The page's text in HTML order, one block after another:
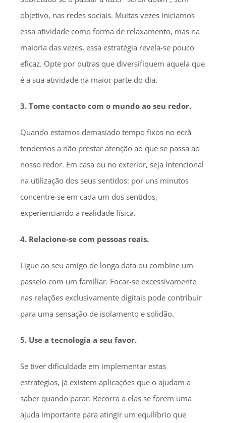
objetivo, nas redes sociais. Muitas vezes iniciamos
essa atividade como forma de relaxamento, mas na
maioria das vezes, essa estratégia revela-se pouco
eficaz. Opte por outras que diversifiquem aquela que
é a sua atividade na maior parte do dia.
3. Tome contacto com o mundo ao seu redor.
Quando estamos demasiado tempo fixos no ecrã
tendemos a não prestar atenção ao que se passa ao
nosso redor. Em casa ou no exterior, seja intencional
na utilização dos seus sentidos: por uns minutos
concentre-se em cada um dos sentidos,
experienciando a realidade física.
4. Relacione-se com pessoas reais.
Ligue ao seu amigo de longa data ou combine um
passeio com um familiar. Focar-se excessivamente
nas relações exclusivamente digitais pode contribuir
para uma sensação de isolamento e solidão.
5. Use a tecnologia a seu favor.
Se tiver dificuldade em implementar estas
estratégias, já existem aplicações que o ajudam a
saber quando parar. Recorra a elas se forem uma
ajuda importante para atingir um equilíbrio que